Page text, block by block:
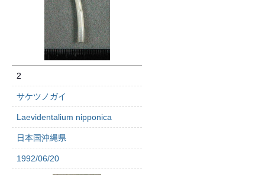
2
サケツノガイ
Laevidentalium nipponica
日本国沖縄県
1992/06/20